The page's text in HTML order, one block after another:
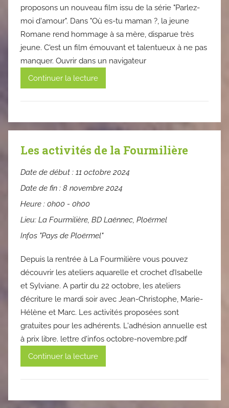
proposons un nouveau film issu de la série "Parlez-
moi d'amour". Dans "Où es-tu maman ?, la jeune
Romane rend hommage à sa mère, disparue très
jeune. C'est un film émouvant et talentueux à ne pas
manquer. Ouvrir dans un navigateur
Continuer la lecture
Les activités de la Fourmilière
Date de début : 11 octobre 2024
Date de fin : 8 novembre 2024
Heure : 0h00 - 0h00
Lieu: La Fourmilière, BD Laënnec, Ploërmel
Infos "Pays de Ploërmel"
Depuis la rentrée à La Fourmilière vous pouvez
découvrir les ateliers aquarelle et crochet d’Isabelle
et Sylviane. A partir du 22 octobre, les ateliers
d’écriture le mardi soir avec Jean-Christophe, Marie-
Hélène et Marc. Les activités proposées sont
gratuites pour les adhérents. L'adhésion annuelle est
à prix libre. lettre d'infos octobre-novembre.pdf
Continuer la lecture